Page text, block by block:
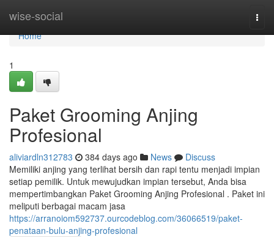
wise-social
Home
Home
1
Paket Grooming Anjing
Profesional
aliviardln312783 384 days ago News
Discuss
Memiliki anjing yang terlihat bersih dan rapi tentu menjadi impian
setiap pemilik. Untuk mewujudkan impian tersebut, Anda bisa
mempertimbangkan Paket Grooming Anjing Profesional . Paket ini
meliputi berbagai macam jasa
https://arranoiom592737.ourcodeblog.com/36066519/paket-
penataan-bulu-anjing-profesional